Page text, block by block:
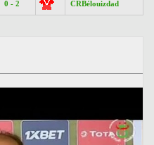
0 - 2 CRBélouizdad